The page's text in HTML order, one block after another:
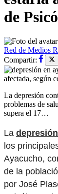
de
Red de Medios
Compartir:
La depresión
problemas de
supera el 17…
La depresión
los
Ayacucho,
de la
por José